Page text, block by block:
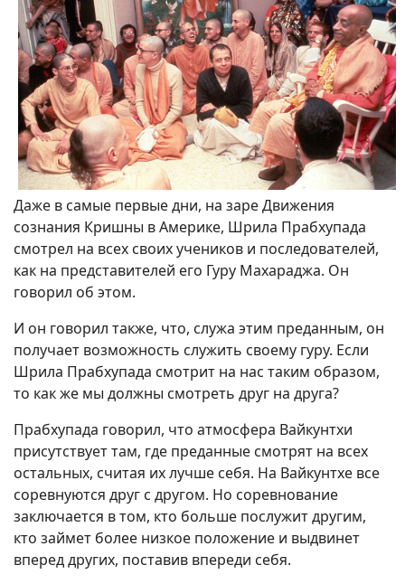
Даже в самые первые дни, на заре Движения
сознания Кришны в Америке, Шрила Прабхупада
смотрел на всех своих учеников и последователей,
как на представителей его Гуру Махараджа. Он
говорил об этом.
И он говорил также, что, служа этим преданным, он
получает возможность служить своему гуру. Если
Шрила Прабхупада смотрит на нас таким образом,
то как же мы должны смотреть друг на друга?
Прабхупада говорил, что атмосфера Вайкунтхи
присутствует там, где преданные смотрят на всех
остальных, считая их лучше себя. На Вайкунтхе все
соревнуются друг с другом. Но соревнование
заключается в том, кто больше послужит другим,
кто займет более низкое положение и выдвинет
вперед других, поставив впереди себя.